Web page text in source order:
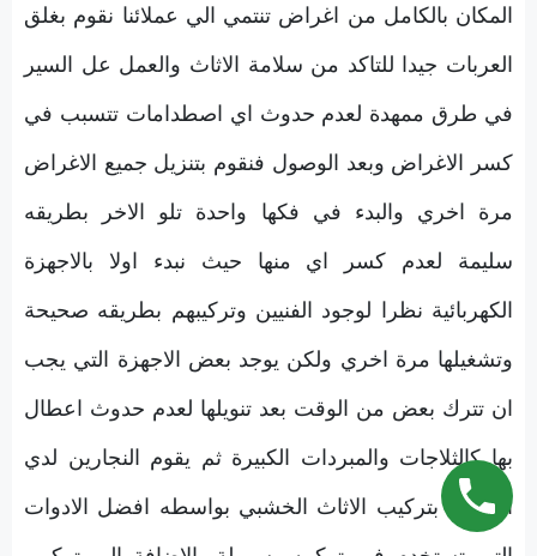
المكان بالكامل من اغراض تنتمي الي عملائنا نقوم بغلق
العربات جيدا للتاكد من سلامة الاثاث والعمل عل السير
في طرق ممهدة لعدم حدوث اي اصطدامات تتسبب في
كسر الاغراض وبعد الوصول فنقوم بتنزيل جميع الاغراض
مرة اخري والبدء في فكها واحدة تلو الاخر بطريقه
سليمة لعدم كسر اي منها حيث نبدء اولا بالاجهزة
الكهربائية نظرا لوجود الفنيين وتركيبهم بطريقه صحيحة
وتشغيلها مرة اخري ولكن يوجد بعض الاجهزة التي يجب
ان تترك بعض من الوقت بعد تنويلها لعدم حدوث اعطال
بها كالثلاجات والمبردات الكبيرة ثم يقوم النجارين لدي
الشركه بتركيب الاثاث الخشبي بواسطه افضل الادوات